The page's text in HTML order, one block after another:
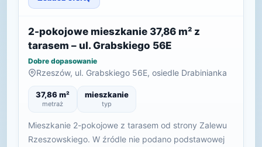
2-pokojowe mieszkanie 37,86 m² z
tarasem – ul. Grabskiego 56E
Dobre dopasowanie
Rzeszów, ul. Grabskiego 56E, osiedle Drabinianka
37,86 m²
metraż
mieszkanie
typ
Mieszkanie 2-pokojowe z tarasem od strony Zalewu
Rzeszowskiego. W źródle nie podano podstawowej